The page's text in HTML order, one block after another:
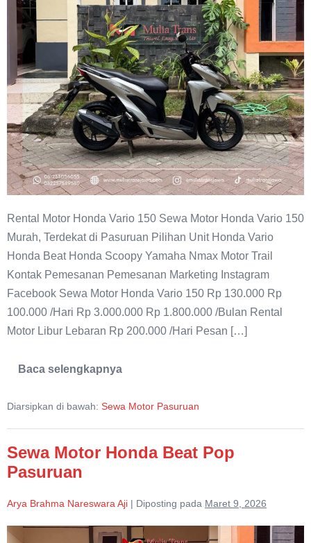
Rental Motor Honda Vario 150 Sewa Motor Honda Vario 150
Murah, Terdekat di Pasuruan Pilihan Unit Honda Vario
Honda Beat Honda Scoopy Yamaha Nmax Motor Trail
Kontak Pemesanan Pemesanan Marketing Instagram
Facebook Sewa Motor Honda Vario 150 Rp 130.000 Rp
100.000 /Hari Rp 3.000.000 Rp 1.800.000 /Bulan Rental
Motor Libur Lebaran Rp 200.000 /Hari Pesan […]
Baca selengkapnya
Sewa
150
Diarsipkan di bawah: Sewa Motor Pasuruan
Sewa Motor Honda Beat Pop
Pasuruan
Arya Brahma Nareswara Aji | Diposting pada Maret 9, 2026
Sewa